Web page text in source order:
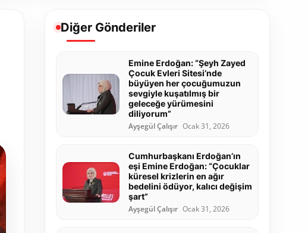
Diğer Gönderiler
Emine Erdoğan: “Şeyh Zayed
Çocuk Evleri Sitesi’nde
büyüyen her çocuğumuzun
sevgiyle kuşatılmış bir
geleceğe yürümesini
diliyorum”
Ayşegül Çalışır Ocak 31, 2026
Cumhurbaşkanı Erdoğan’ın
eşi Emine Erdoğan: “Çocuklar
küresel krizlerin en ağır
bedelini ödüyor, kalıcı değişim
şart”
Ayşegül Çalışır Ocak 31, 2026